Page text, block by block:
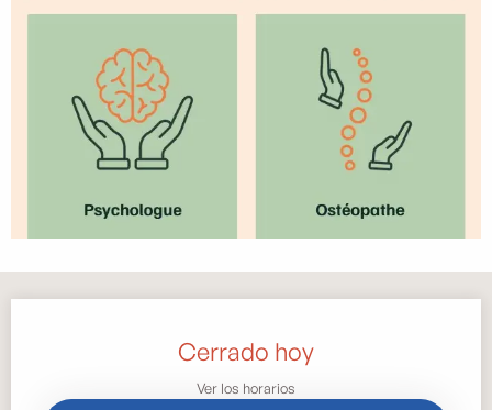
Cerrado hoy
Ver los horarios